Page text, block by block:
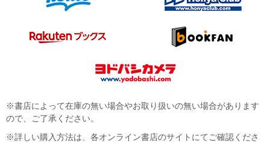
※書店によって在庫の無い場合やお取り扱いの無い場合があります
ので、ご了承ください。
※詳しい購入方法は、各オンライン書店のサイトにてご確認くださ